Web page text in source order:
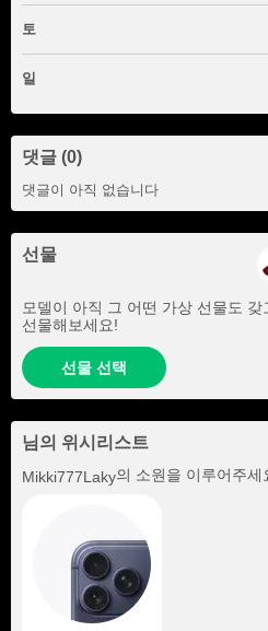
토
일
댓글 (0)
댓글이 아직 없습니다
선물
모델이 아직 그 어떤 가상 선물도
선물해보세요!
선물 선택
님의 위시리스트
Mikki777Laky의 소원을 이루어주세